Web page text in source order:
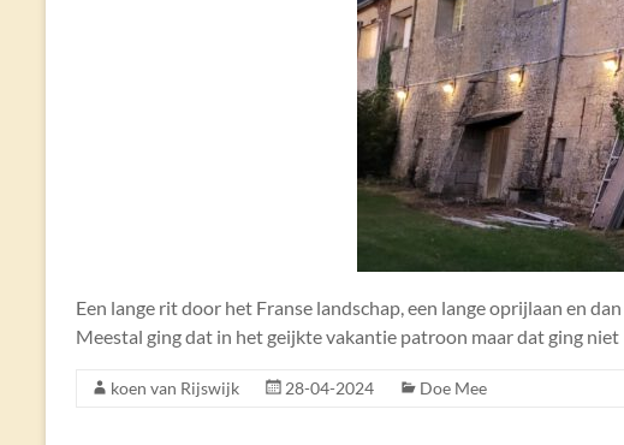
Een lange rit door het Franse landschap, een lange oprijlaan en
Meestal ging dat in het geijkte vakantie patroon maar dat ging niet
koen van Rijswijk 28-04-2024 Doe Mee